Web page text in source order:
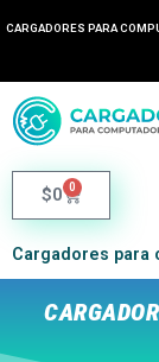
CARGADORES PARA
$0 0
Cargadores para